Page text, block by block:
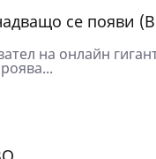
се появи
на онлайн